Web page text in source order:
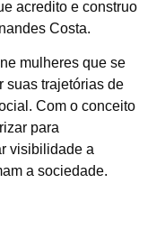
acredito e construo
Costa.
mulheres que se
suas trajetórias de
Com o conceito
para
visibilidade a
a sociedade.